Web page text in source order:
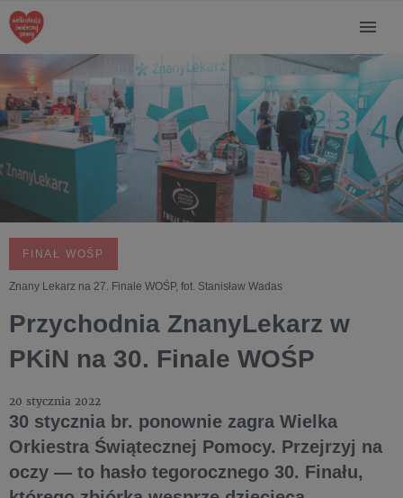
FINAŁ WOŚP
Znany Lekarz na 27. Finale WOŚP, fot. Stanisław Wadas
Przychodnia ZnanyLekarz w
PKiN na 30. Finale WOŚP
20 stycznia 2022
30 stycznia br. ponownie zagra Wielka
Orkiestra Świątecznej Pomocy. Przejrzyj na
oczy — to hasło tegorocznego 30. Finału,